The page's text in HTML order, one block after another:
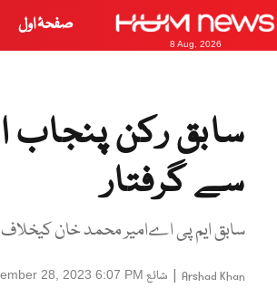
8 Aug, 2026
صفحۂ اول
سابق رکن
سے گرفتار
سابق ایم پی اےامیر محمد خان
Arshad Khan
| شائع 28, 2023 6:07 PM